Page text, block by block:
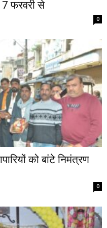
फरवरी से
0
को बांटे निमंत्रण
0